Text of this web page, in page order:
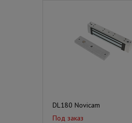
DL180 Novicam
Под заказ